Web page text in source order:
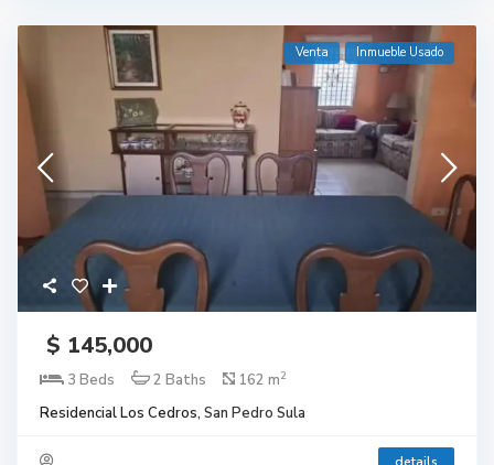
Venta Inmueble Usado
$ 145,000
3 Beds 2 Baths 162 m2
Residencial Los Cedros, San Pedro Sula